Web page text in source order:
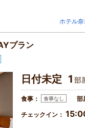
ホテル
プラン
日付未定 1 部
食事： 食事なし 部
チェックイン：